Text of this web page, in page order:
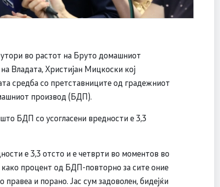
во растот на Бруто домашниот
Владата, Христијан Мицкоски кој
средба со претставниците од градежниот
производ (БДП).
БДП со усогласени вредности е 3,3
е 3,3 отсто и е четврти во моментов во
процент од БДП-повторно за сите оние
и порано. Јас сум задоволен, бидејќи